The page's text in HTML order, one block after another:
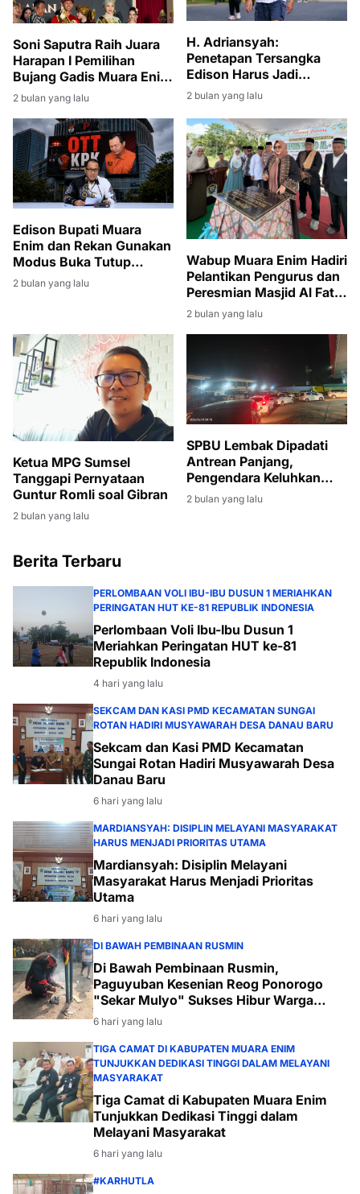
Soni Saputra Raih Juara
Harapan I Pemilihan
Bujang Gadis Muara Enim
2026
2 bulan yang lalu
H. Adriansyah:
Penetapan Tersangka
Edison Harus Jadi
Momentum Bersih-Bersih
Korupsi di Muara Enim
2 bulan yang lalu
Edison Bupati Muara
Enim dan Rekan Gunakan
Modus Buka Tutup
Rekening
2 bulan yang lalu
Wabup Muara Enim Hadiri
Pelantikan Pengurus dan
Peresmian Masjid Al Fatih
di Lubuk Ampelas
2 bulan yang lalu
Ketua MPG Sumsel
Tanggapi Pernyataan
Guntur Romli soal Gibran
2 bulan yang lalu
SPBU Lembak Dipadati
Antrean Panjang,
Pengendara Keluhkan
Waktu Tunggu Hingga
Tiga Jam
2 bulan yang lalu
Berita Terbaru
PERLOMBAAN VOLI IBU-IBU DUSUN 1 MERIAHKAN
PERINGATAN HUT KE-81 REPUBLIK INDONESIA
Perlombaan Voli Ibu-Ibu Dusun 1
Meriahkan Peringatan HUT ke-81
Republik Indonesia
4 hari yang lalu
SEKCAM DAN KASI PMD KECAMATAN SUNGAI
ROTAN HADIRI MUSYAWARAH DESA DANAU BARU
Sekcam dan Kasi PMD Kecamatan
Sungai Rotan Hadiri Musyawarah Desa
Danau Baru
6 hari yang lalu
MARDIANSYAH: DISIPLIN MELAYANI MASYARAKAT
HARUS MENJADI PRIORITAS UTAMA
Mardiansyah: Disiplin Melayani
Masyarakat Harus Menjadi Prioritas
Utama
6 hari yang lalu
DI BAWAH PEMBINAAN RUSMIN
Di Bawah Pembinaan Rusmin,
Paguyuban Kesenian Reog Ponorogo
"Sekar Mulyo" Sukses Hibur Warga
Desa Payabakal
6 hari yang lalu
TIGA CAMAT DI KABUPATEN MUARA ENIM
TUNJUKKAN DEDIKASI TINGGI DALAM MELAYANI
MASYARAKAT
Tiga Camat di Kabupaten Muara Enim
Tunjukkan Dedikasi Tinggi dalam
Melayani Masyarakat
6 hari yang lalu
#KARHUTLA